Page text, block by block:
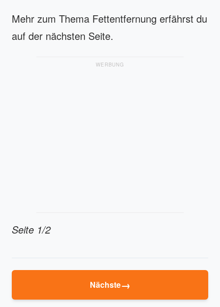
Mehr zum Thema Fettentfernung erfährst du
auf der nächsten Seite.
WERBUNG
Seite 1/2
Nächste→